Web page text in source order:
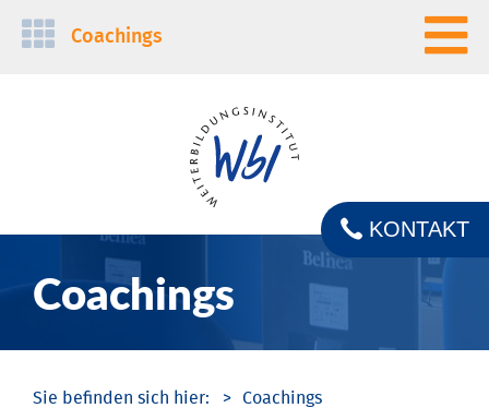
Navigation
Coachings
Coachings
KONTAKT
Coachings